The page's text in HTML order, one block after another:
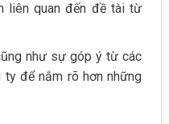
liên quan đến đề tài từ
như sự góp ý từ các
ty để nắm rõ hơn những